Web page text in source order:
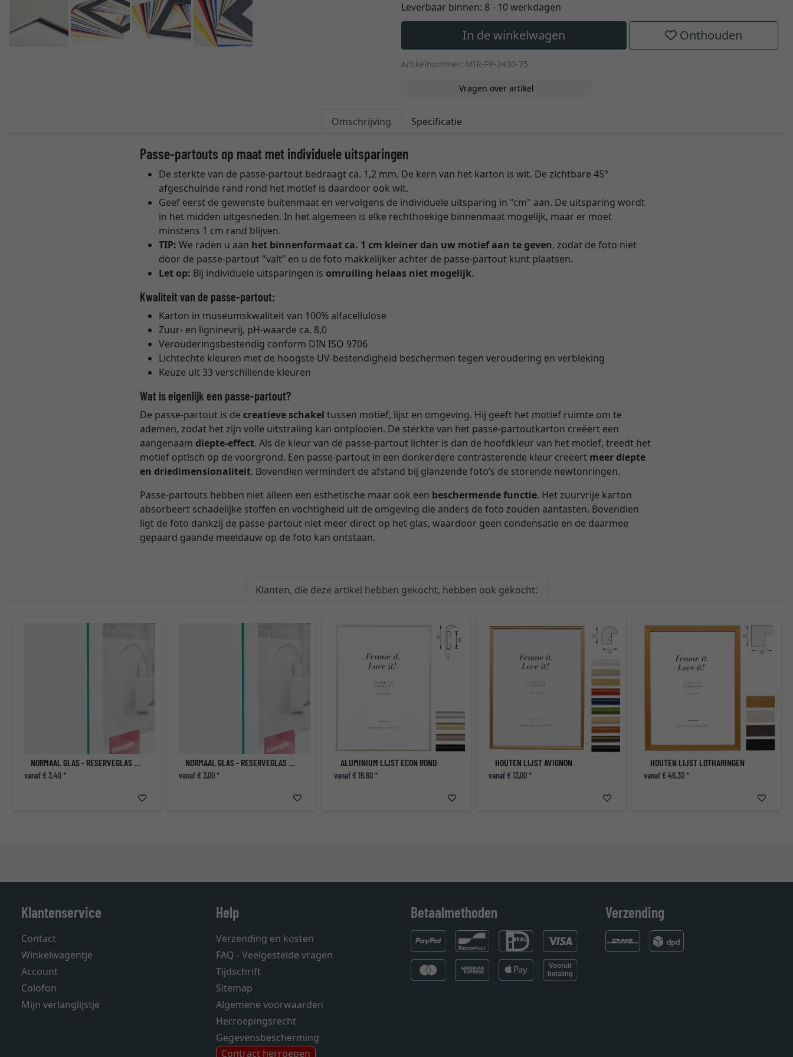
Leverbaar binnen: 8 - 10 werkdagen
In de winkelwagen Onthouden
Artikelnummer: MIR-PP-2430-75
Vragen over artikel
Omschrijving Specificatie
Passe-partouts op maat met individuele uitsparingen
De sterkte van de passe-partout bedraagt ca. 1,2 mm. De kern van het karton is wit. De zichtbare 45°
afgeschuinde rand rond het motief is daardoor ook wit.
Geef eerst de gewenste buitenmaat en vervolgens de individuele uitsparing in "cm" aan. De uitsparing wordt
in het midden uitgesneden. In het algemeen is elke rechthoekige binnenmaat mogelijk, maar er moet
minstens 1 cm rand blijven.
TIP: We raden u aan het binnenformaat ca. 1 cm kleiner dan uw motief aan te geven, zodat de foto niet
door de passe-partout "valt” en u de foto makkelijker achter de passe-partout kunt plaatsen.
Let op: Bij individuele uitsparingen is omruiling helaas niet mogelijk.
Kwaliteit van de passe-partout:
Karton in museumskwaliteit van 100% alfacellulose
Zuur- en ligninevrij, pH-waarde ca. 8,0
Verouderingsbestendig conform DIN ISO 9706
Lichtechte kleuren met de hoogste UV-bestendigheid beschermen tegen veroudering en verbleking
Keuze uit 33 verschillende kleuren
Wat is eigenlijk een passe-partout?
De passe-partout is de creatieve schakel tussen motief, lijst en omgeving. Hij geeft het motief ruimte om te
ademen, zodat het zijn volle uitstraling kan ontplooien. De sterkte van het passe-partoutkarton creëert een
aangenaamdiepte-effect. Als de kleur van de passe-partout lichter is dan de hoofdkleur van het motief, treedt het
motief optisch op de voorgrond. Een passe-partout in een donkerdere contrasterende kleur creëert meer diepte
en driedimensionaliteit. Bovendien vermindert de afstand bij glanzende foto’s de storende newtonringen.
Passe-partouts hebben niet alleen een esthetische maar ook een beschermende functie. Het zuurvrije karton
absorbeert schadelijke stoffen en vochtigheid uit de omgeving die anders de foto zouden aantasten. Bovendien
ligt de foto dankzij de passe-partout niet meer direct op het glas, waardoor geen condensatie en de daarmee
gepaard gaande meeldauw op de foto kan ontstaan.
Klanten, die deze artikel hebben gekocht, hebben ook gekocht:
NORMAAL GLAS - RESERVEGLAS VOOR LIJSTEN
vanaf € 3,40 *
NORMAAL GLAS - RESERVEGLAS VOOR LIJSTEN
vanaf € 3,00 *
ALUMINIUM LIJST ECON ROND
vanaf € 16,60 *
HOUTEN LIJST AVIGNON
vanaf € 13,00 *
HOUTEN LIJST LOTHARINGEN
vanaf € 46,30 *
Klantenservice
Contact
Winkelwagentje
Account
Colofon
Mijn verlanglijstje
Help
Verzending en kosten
FAQ - Veelgestelde vragen
Tijdschrift
Sitemap
Algemene voorwaarden
Herroepingsrecht
Gegevensbescherming
Contract herroepen
Betaalmethoden Verzending